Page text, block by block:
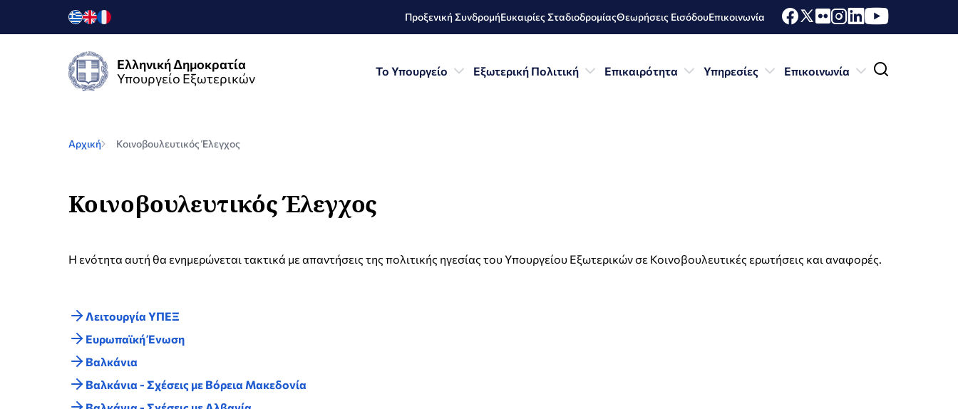
Προξενική ΣυνδρομήΕυκαιρίες ΣταδιοδρομίαςΘεωρήσεις ΕισόδουΕπικοινωνία
Ελληνική Δημοκρατία
Υπουργείο Εξωτερικών
Το Υπουργείο Εξωτερική Πολιτική Επικαιρότητα Υπηρεσίες Επικοινωνία
Αρχική Κοινοβουλευτικός Έλεγχος
Κοινοβουλευτικός Έλεγχος
Η ενότητα αυτή θα ενημερώνεται τακτικά με απαντήσεις της πολιτικής ηγεσίας του Υπουργείου Εξωτερικών σε Κοινοβουλευτικές ερωτήσεις και αναφορές.
Λειτουργία ΥΠΕΞ
Ευρωπαϊκή Ένωση
Βαλκάνια
Βαλκάνια - Σχέσεις με Βόρεια Μακεδονία